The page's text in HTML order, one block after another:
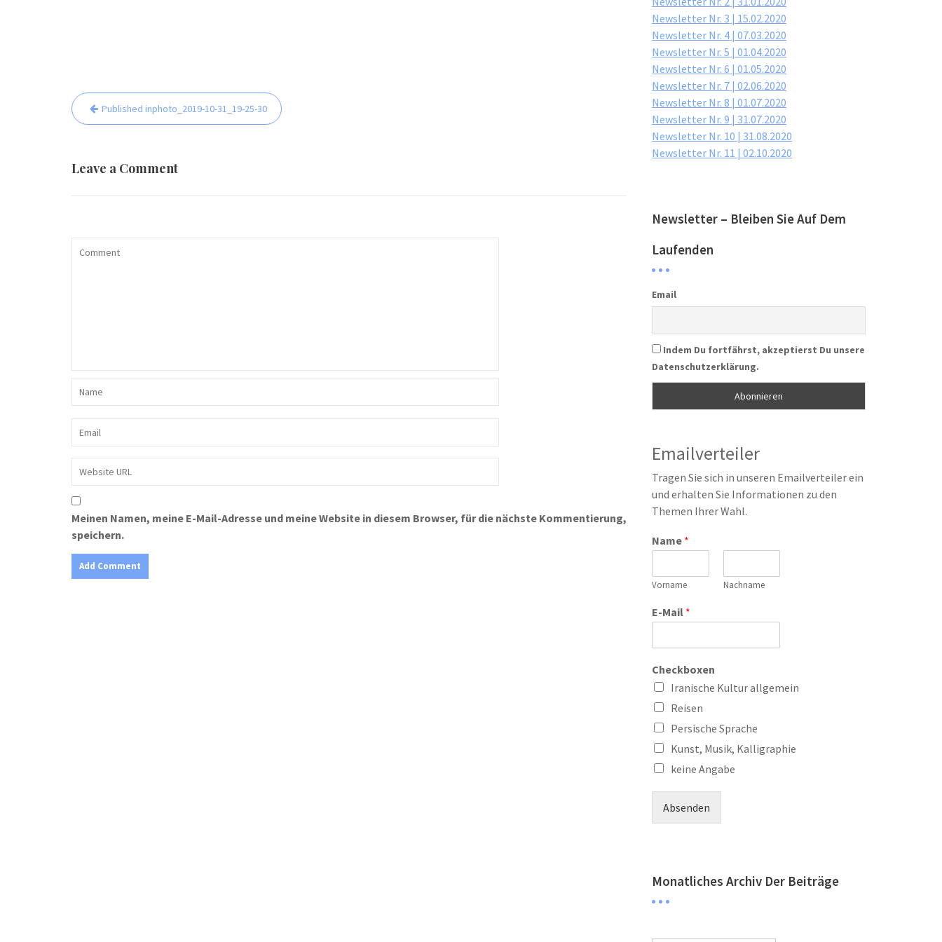
Beitrags-
Navigation
Published inphoto_2019-10-31_19-25-30
Leave a Comment
Meinen Namen, meine E-Mail-Adresse und meine Website in diesem Browser, für die nächste Kommentierung,
speichern.
Newsletter Nr. 3 | 15.02.2020
Newsletter Nr. 4 | 07.03.2020
Newsletter Nr. 5 | 01.04.2020
Newsletter Nr. 6 | 01.05.2020
Newsletter Nr. 7 | 02.06.2020
Newsletter Nr. 8 | 01.07.2020
Newsletter Nr. 9 | 31.07.2020
Newsletter Nr. 10 | 31.08.2020
Newsletter Nr. 11 | 02.10.2020
Newsletter – Bleiben Sie Auf Dem
Laufenden
Email
Indem Du fortfährst, akzeptierst Du unsere
Datenschutzerklärung.
Emailverteiler
Tragen Sie sich in unseren Emailverteiler ein
und erhalten Sie Informationen zu den
Themen Ihrer Wahl.
Name *
Vorname Nachname
E-Mail *
Checkboxen
Iranische Kultur allgemein
Reisen
Persische Sprache
Kunst, Musik, Kalligraphie
keine Angabe
Absenden
Monatliches Archiv Der Beiträge